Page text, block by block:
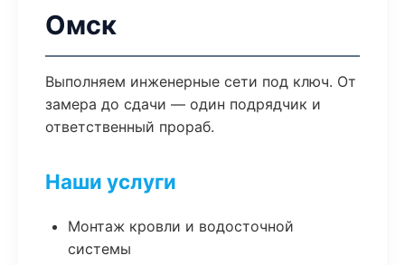
Омск
Выполняем инженерные сети под ключ. От
замера до сдачи — один подрядчик и
ответственный прораб.
Наши услуги
Монтаж кровли и водосточной
системы